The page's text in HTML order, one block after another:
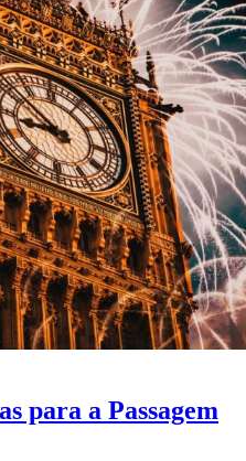
para a Passagem